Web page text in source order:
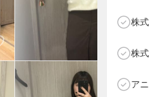
株
株
ア
2